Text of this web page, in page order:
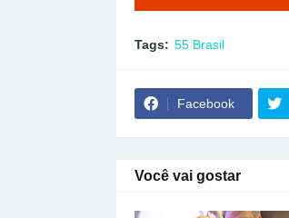
Tags: 55 Brasil
Facebook
Você vai gostar